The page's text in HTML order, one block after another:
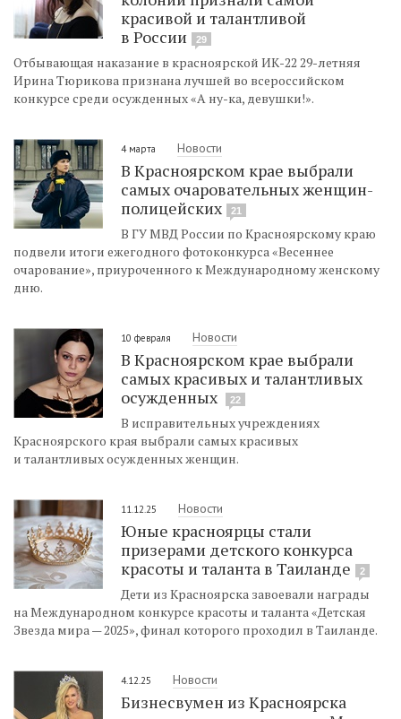
красивой и талантливой
в России
29
Отбывающая наказание в красноярской ИК-22 29-летняя
Ирина Тюрикова признана лучшей во всероссийском
конкурсе среди осужденных «А ну-ка, девушки!».
4 марта Новости
В Красноярском крае выбрали
самых очаровательных женщин-
полицейских
21
В ГУ МВД России по Красноярскому краю
подвели итоги ежегодного фотоконкурса «Весеннее
очарование», приуроченного к Международному женскому
дню.
10 февраля Новости
В Красноярском крае выбрали
самых красивых и талантливых
осужденных
22
В исправительных учреждениях
Красноярского края выбрали самых красивых
и талантливых осужденных женщин.
11.12.25 Новости
Юные красноярцы стали
призерами детского конкурса
красоты и таланта в Таиланде
2
Дети из Красноярска завоевали награды
на Международном конкурсе красоты и таланта «Детская
Звезда мира — 2025», финал которого проходил в Таиланде.
4.12.25 Новости
Бизнесвумен из Красноярска